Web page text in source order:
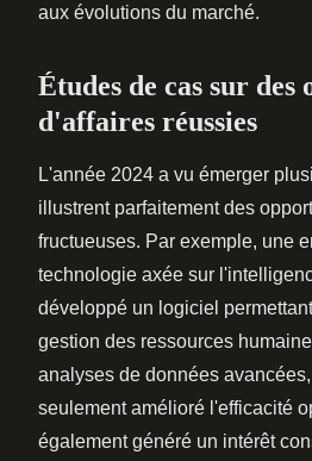
aux évolutions du marché.
Études de cas sur des
d'affaires réussies
L'année 2024 a vu émerger
illustrent parfaitement des
fructueuses. Par exemple, une
technologie axée sur
développé un logiciel
gestion des ressources
analyses de données
seulement amélioré l'efficacité
également généré un intérêt